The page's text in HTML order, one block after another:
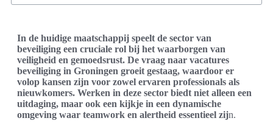
In de huidige maatschappij speelt de sector van
beveiliging een cruciale rol bij het waarborgen van
veiligheid en gemoedsrust. De vraag naar vacatures
beveiliging in Groningen groeit gestaag, waardoor er
volop kansen zijn voor zowel ervaren professionals als
nieuwkomers. Werken in deze sector biedt niet alleen een
uitdaging, maar ook een kijkje in een dynamische
omgeving waar teamwork en alertheid essentieel zijn.